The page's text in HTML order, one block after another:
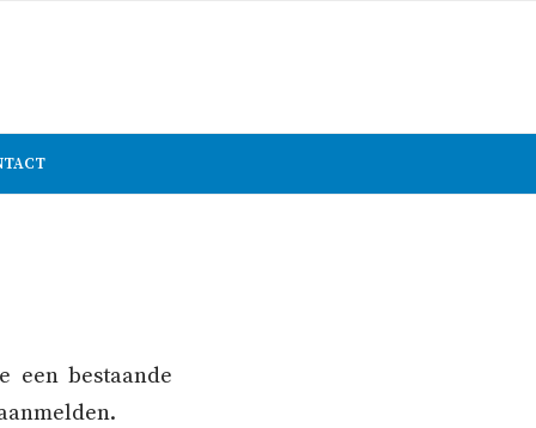
een bestaande